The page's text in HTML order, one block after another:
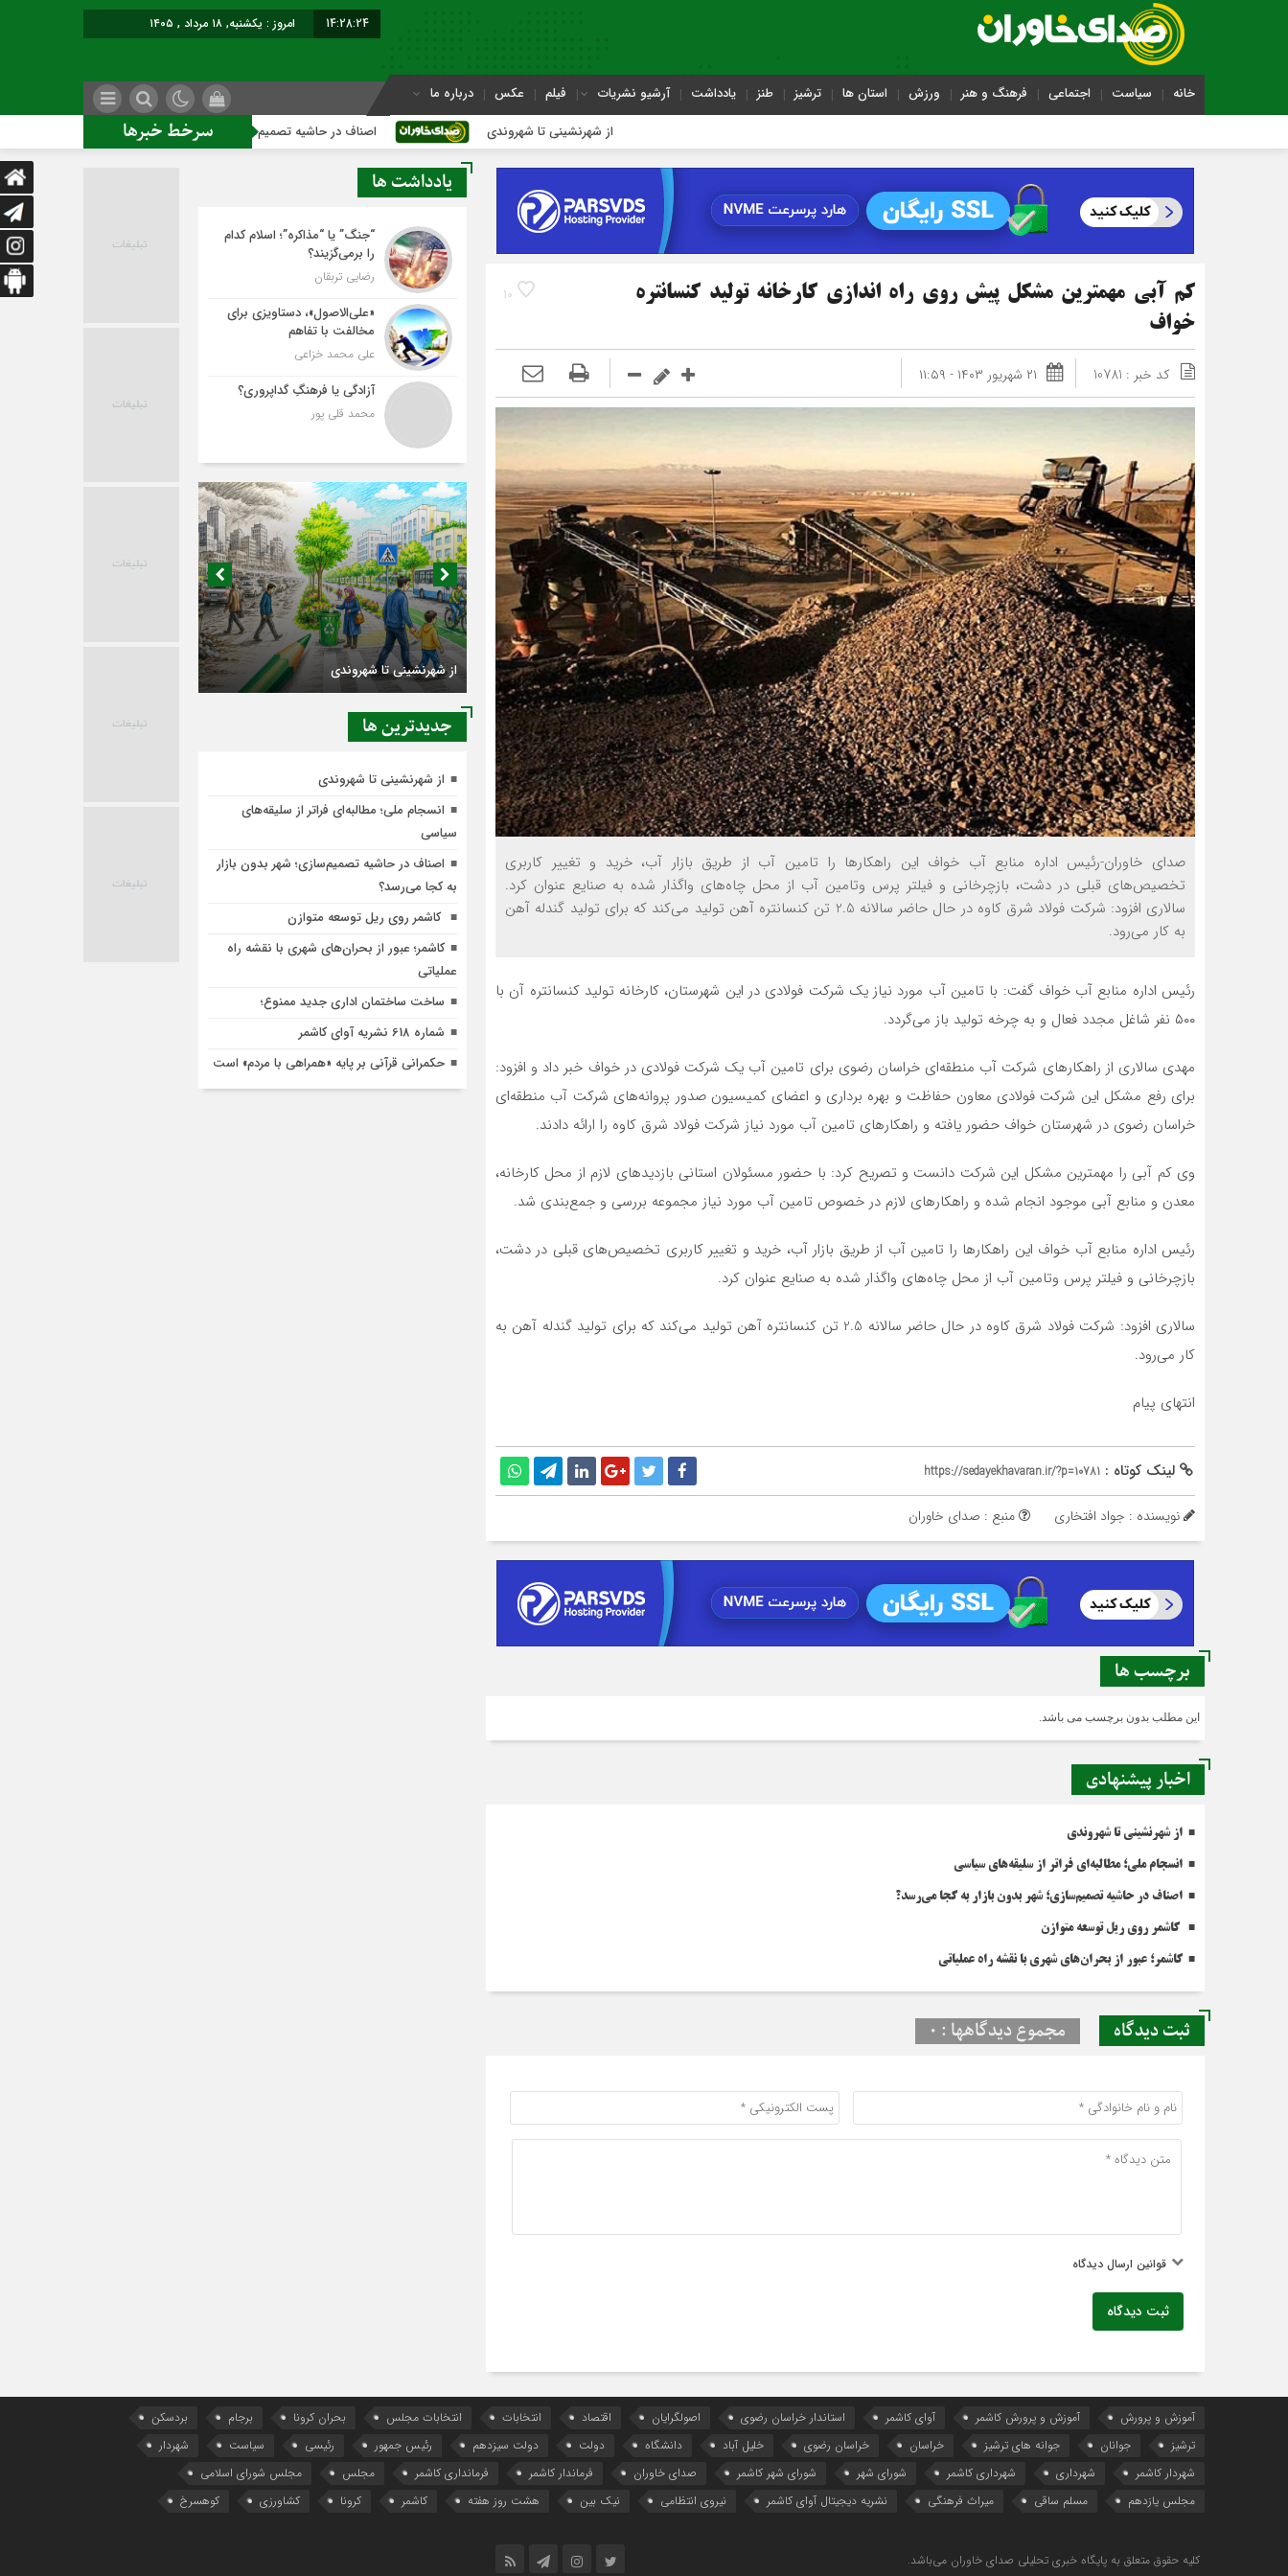
14:28:24 امروز : یکشنبه, ۱۸ مرداد , ۱۴۰۵
خانه سیاست اجتماعی فرهنگ و هنر ورزش استان ها ترشیز طنز یادداشت آرشیو نشریات فیلم عکس درباره ما
سرخط خبرها از شهرنشینی تا شهروندی اصناف در حاشیه تصمیم‌سازی؛ شهر بدون بازار به کجا می‌رسد؟
10
کم آبی مهمترین مشکل پیش روی راه اندازی کارخانه تولید کنسانتره
خواف
کد خبر : 10781 ۲۱ شهریور ۱۴۰۳ - ۱۱:۵۹
صدای خاوران-رئیس اداره منابع آب خواف این راهکارها را تامین آب از طریق بازار آب، خرید و تغییر کاربری
تخصیص‌های قبلی در دشت، بازچرخانی و فیلتر پرس وتامین آب از محل چاه‌های واگذار شده به صنایع عنوان کرد.
سالاری افزود: شرکت فولاد شرق کاوه در حال حاضر سالانه 2.5 تن کنسانتره آهن تولید می‌کند که برای تولید گندله آهن
به کار می‌رود.
رئیس اداره منابع آب خواف گفت: با تامین آب مورد نیاز یک شرکت فولادی در این شهرستان، کارخانه تولید کنسانتره آن با
۵۰۰ نفر شاغل مجدد فعال و به چرخه تولید باز می‌گردد.
مهدی سالاری از راهکارهای شرکت آب منطقه‌ای خراسان رضوی برای تامین آب یک شرکت فولادی در خواف خبر داد و افزود:
برای رفع مشکل این شرکت فولادی معاون حفاظت و بهره برداری و اعضای کمیسیون صدور پروانه‌های شرکت آب منطقه‌ای
خراسان رضوی در شهرستان خواف حضور یافته و راهکارهای تامین آب مورد نیاز شرکت فولاد شرق کاوه را ارائه دادند.
وی کم آبی را مهمترین مشکل این شرکت دانست و تصریح کرد: با حضور مسئولان استانی بازدیدهای لازم از محل کارخانه،
معدن و منابع آبی موجود انجام شده و راهکارهای لازم در خصوص تامین آب مورد نیاز مجموعه بررسی و جمع‌بندی شد.
رئیس اداره منابع آب خواف این راهکارها را تامین آب از طریق بازار آب، خرید و تغییر کاربری تخصیص‌های قبلی در دشت،
بازچرخانی و فیلتر پرس وتامین آب از محل چاه‌های واگذار شده به صنایع عنوان کرد.
سالاری افزود: شرکت فولاد شرق کاوه در حال حاضر سالانه 2.5 تن کنسانتره آهن تولید می‌کند که برای تولید گندله آهن به
کار می‌رود.
انتهای پیام
لینک کوتاه : https://sedayekhavaran.ir/?p=10781
نویسنده : جواد افتخاری منبع : صدای خاوران
برچسب ها
این مطلب بدون برچسب می باشد.
اخبار پیشنهادی
از شهرنشینی تا شهروندی
انسجام ملی؛ مطالبه‌ای فراتر از سلیقه‌های سیاسی
اصناف در حاشیه تصمیم‌سازی؛ شهر بدون بازار به کجا می‌رسد؟
کاشمر روی ریل توسعه متوازن
کاشمر؛ عبور از بحران‌های شهری با نقشه راه عملیاتی
ثبت دیدگاه مجموع دیدگاهها : 0
قوانین ارسال دیدگاه
ثبت دیدگاه
یادداشت ها
“جنگ” یا “مذاکره”؛ اسلام کدام
را برمی‌گزیند؟
رضایی تربقان
«علی‌الاصول»، دستاویزی برای
مخالفت با تفاهم
علی محمد خزاعی
آزادگی یا فرهنگِ گداپروری؟
محمد قلی پور
از شهرنشینی تا شهروندی
اصناف در حاشیه تصمیم‌سازی؛ شهر بدون بازار به
کجا می‌رسد؟
جديدترين ها
از شهرنشینی تا شهروندی
انسجام ملی؛ مطالبه‌ای فراتر از سلیقه‌های
سیاسی
اصناف در حاشیه تصمیم‌سازی؛ شهر بدون بازار
به کجا می‌رسد؟
کاشمر روی ریل توسعه متوازن
کاشمر؛ عبور از بحران‌های شهری با نقشه راه
عملیاتی
ساخت ساختمان اداری جدید ممنوع؛
شماره 618 نشریه آوای کاشمر
حکمرانی قرآنی بر پایه «همراهی با مردم» است
آموزش و پرورش آموزش و پرورش کاشمر آوای کاشمر استاندار خراسان رضوی اصولگرایان اقتصاد انتخابات انتخابات مجلس بحران کرونا برجام
بردسکن
ترشیز
جوانان جوانه های ترشیز خراسان خراسان رضوی خلیل آباد دانشگاه دولت دولت سیزدهم رئیس جمهور رئیسی سیاست
شهردار
شهردار کاشمر
شهرداری شهرداری کاشمر شورای شهر شورای شهر کاشمر صدای خاوران فرماندار کاشمر فرمانداری کاشمر مجلس
مجلس شورای اسلامی
مجلس یازدهم
مسلم ساقی میراث فرهنگی نشریه دیجیتال آوای کاشمر نیروی انتظامی نیک بین هشت روز هفته کاشمر کرونا کشاورزی کوهسرخ
کلیه حقوق متعلق به پایگاه خبری تحلیلی صدای خاوران می‌باشد.